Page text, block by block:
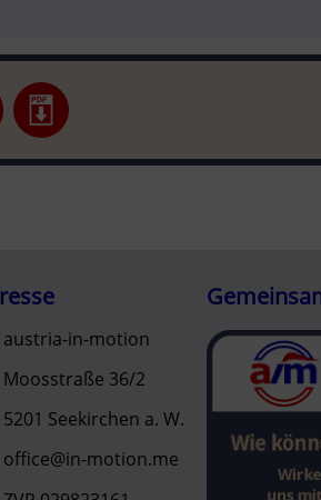
austria-in-motion
Moosstraße 36/2
5201 Seekirchen a. W.
office@in-motion.me